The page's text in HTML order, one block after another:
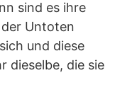
sind es ihre
der Untoten
und diese
dieselbe, die sie